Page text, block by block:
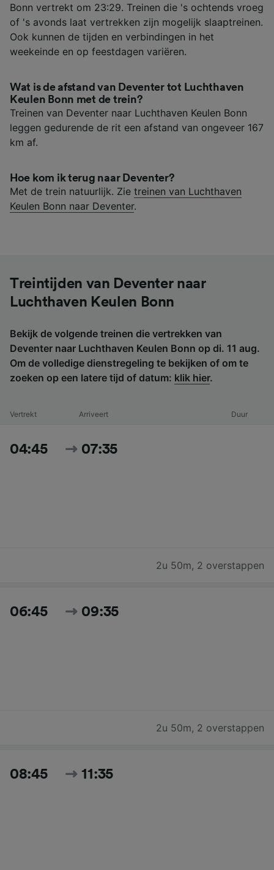
Bonn vertrekt om 23:29. Treinen die 's ochtends vroeg
of 's avonds laat vertrekken zijn mogelijk slaaptreinen.
Ook kunnen de tijden en verbindingen in het
weekeinde en op feestdagen variëren.
Wat is de afstand van Deventer tot Luchthaven
Keulen Bonn met de trein?
Treinen van Deventer naar Luchthaven Keulen Bonn
leggen gedurende de rit een afstand van ongeveer 167
km af.
Hoe kom ik terug naar Deventer?
Met de trein natuurlijk. Zie treinen van Luchthaven
Keulen Bonn naar Deventer.
Treintijden van Deventer naar
Luchthaven Keulen Bonn
Bekijk de volgende treinen die vertrekken van
Deventer naar Luchthaven Keulen Bonn op di. 11 aug.
Om de volledige dienstregeling te bekijken of om te
zoeken op een latere tijd of datum: klik hier.
Vertrekt Arriveert Duur
04:45 07:35
2u 50m, 2 overstappen
06:45 09:35
2u 50m, 2 overstappen
08:45 11:35